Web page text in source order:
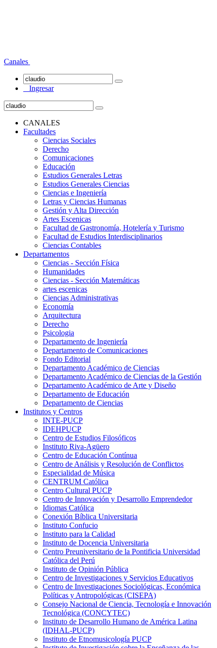
Canales
Ingresar
CANALES
Facultades
Ciencias Sociales
Derecho
Comunicaciones
Educación
Estudios Generales Letras
Estudios Generales Ciencias
Ciencias e Ingeniería
Letras y Ciencias Humanas
Gestión y Alta Dirección
Artes Escenicas
Facultad de Gastronomía, Hotelería y Turismo
Facultad de Estudios Interdisciplinarios
Ciencias Contables
Departamentos
Ciencias - Sección Física
Humanidades
Ciencias - Sección Matemáticas
artes escenicas
Ciencias Administrativas
Economía
Arquitectura
Derecho
Psicologia
Departamento de Ingeniería
Departamento de Comunicaciones
Fondo Editorial
Departamento Académico de Ciencias
Departamento Académico de Ciencias de la Gestión
Departamento Académico de Arte y Diseño
Departamento de Educación
Departamento de Ciencias
Institutos y Centros
INTE-PUCP
IDEHPUCP
Centro de Estudios Filosóficos
Instituto Riva-Agüero
Centro de Educación Contínua
Centro de Análisis y Resolución de Conflictos
Especialidad de Música
CENTRUM Católica
Centro Cultural PUCP
Centro de Innovación y Desarrollo Emprendedor
Idiomas Católica
Conexión Bíblica Universitaria
Instituto Confucio
Instituto para la Calidad
Instituto de Docencia Universitaria
Centro Preuniversitario de la Pontificia Universidad
Católica del Perú
Instituto de Opinión Pública
Centro de Investigaciones y Servicios Educativos
Centro de Investigaciones Sociológicas, Económica
Políticas y Antropológicas (CISEPA)
Consejo Nacional de Ciencia, Tecnología e Innovación
Tecnológica (CONCYTEC)
Instituto de Desarrollo Humano de América Latina
(IDHAL-PUCP)
Instituto de Etnomusicología PUCP